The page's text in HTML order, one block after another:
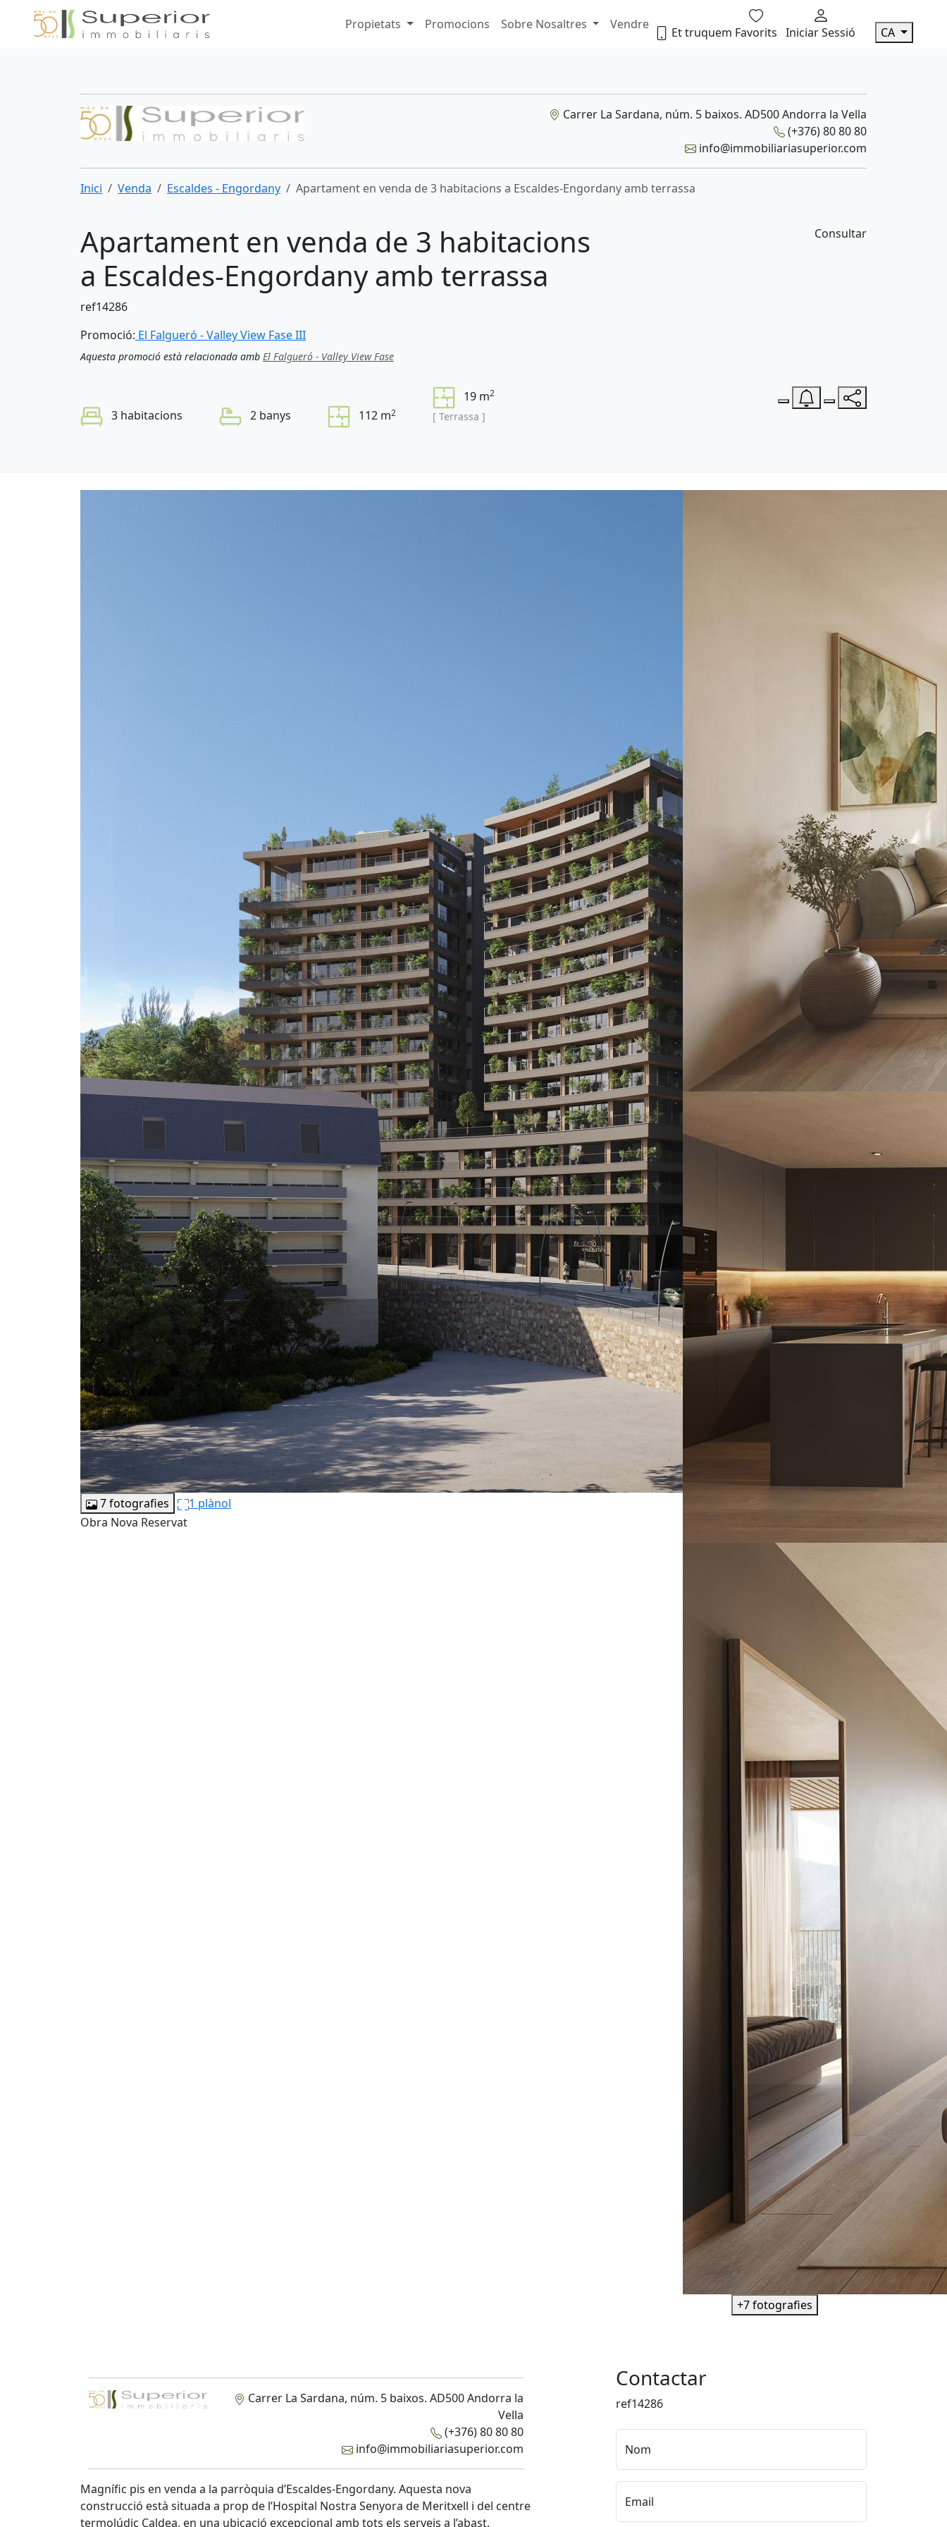
Propietats Promocions Sobre Nosaltres Vendre
Et truquem Favorits Iniciar Sessió CA
Carrer La Sardana, núm. 5 baixos. AD500 Andorra la Vella
(+376) 80 80 80
info@immobiliariasuperior.com
Inici Venda Escaldes - Engordany Apartament en venda de 3 habitacions a Escaldes-Engordany amb terrassa
Apartament en venda de 3 habitacions
a Escaldes-Engordany amb terrassa
ref14286
Consultar
Promoció: El Falgueró - Valley View Fase III
Aquesta promoció està relacionada amb El Falgueró - Valley View Fase
3 habitacions 2 banys 112 m2
19 m2
[ Terrassa ]
7 fotografies
1 plànol
Obra Nova Reservat
+7 fotografies
Carrer La Sardana, núm. 5 baixos. AD500 Andorra la
Vella
(+376) 80 80 80
info@immobiliariasuperior.com
Magnífic pis en venda a la parròquia d’Escaldes-Engordany. Aquesta nova
construcció està situada a prop de l’Hospital Nostra Senyora de Meritxell i del centre
termolúdic Caldea, en una ubicació excepcional amb tots els serveis a l’abast.
Contactar
ref14286
Nom
Email